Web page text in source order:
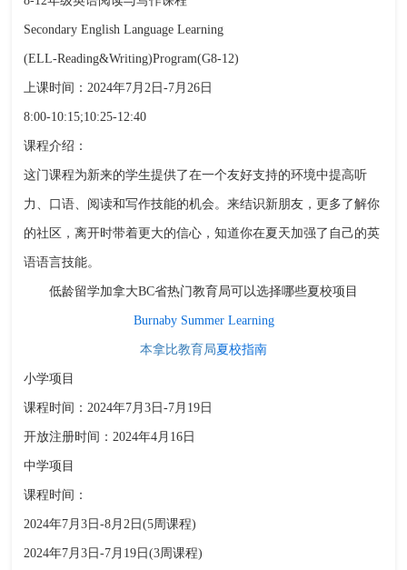
Secondary English Language Learning
(ELL-Reading&Writing)Program(G8-12)
上课时间：2024年7月2日-7月26日
8:00-10:15;10:25-12:40
课程介绍：
这门课程为新来的学生提供了在一个友好支持的环境中提高听
力、口语、阅读和写作技能的机会。来结识新朋友，更多了解你
的社区，离开时带着更大的信心，知道你在夏天加强了自己的英
语语言技能。
低龄留学加拿大BC省热门教育局可以选择哪些夏校项目
Burnaby Summer Learning
本拿比教育局夏校指南
小学项目
课程时间：2024年7月3日-7月19日
开放注册时间：2024年4月16日
中学项目
课程时间：
2024年7月3日-8月2日(5周课程)
2024年7月3日-7月19日(3周课程)